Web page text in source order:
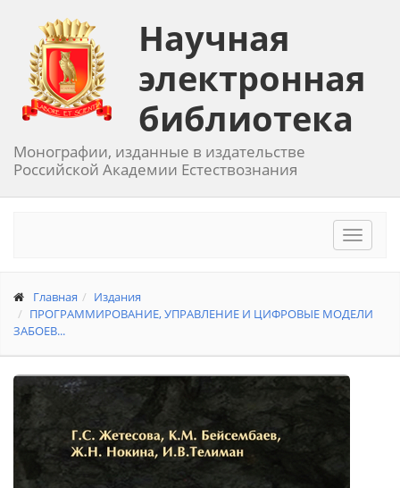
Научная
электронная
библиотека
Монографии, изданные в издательстве
Российской Академии Естествознания
Toggle
Главная
Издания
ПРОГРАММИРОВАНИЕ, УПРАВЛЕНИЕ И ЦИФРОВЫЕ МОДЕЛИ
ЗАБОЕВ...